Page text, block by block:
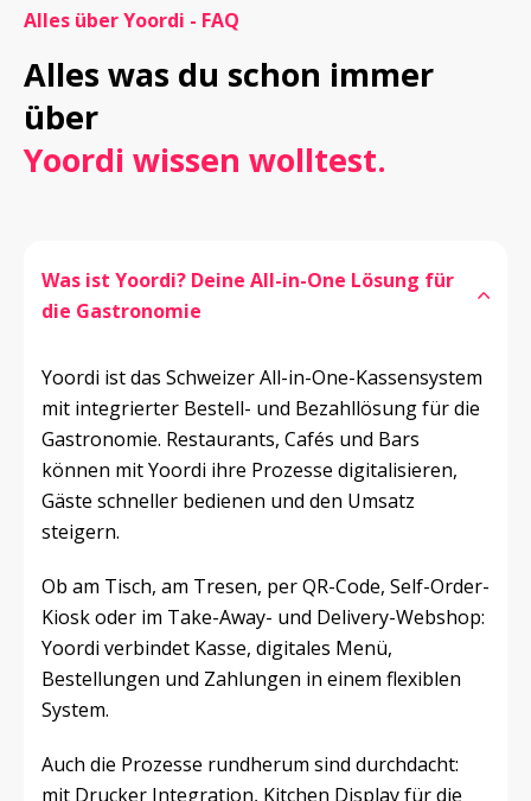
Alles über Yoordi - FAQ
Alles was du schon immer
Yoordi wissen wolltest.
Was ist Yoordi? Deine All-in-One Lösung für
die Gastronomie
Yoordi ist das Schweizer All-in-One-Kassensystem
mit integrierter Bestell- und Bezahllösung für die
Gastronomie. Restaurants, Cafés und Bars
können mit Yoordi ihre Prozesse digitalisieren,
Gäste schneller bedienen und den Umsatz
steigern.
Ob am Tisch, am Tresen, per QR-Code, Self-Order-
Kiosk oder im Take-Away- und Delivery-Webshop:
Yoordi verbindet Kasse, digitales Menü,
Bestellungen und Zahlungen in einem flexiblen
System.
Auch die Prozesse rundherum sind durchdacht:
mit Drucker Integration, Kitchen Display für die